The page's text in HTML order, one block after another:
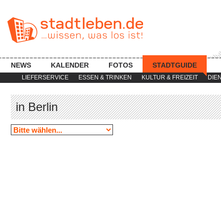
LIEFERSERVICE ESSEN & TRINKEN KULTUR & FREIZEIT
NEWS KALENDER FOTOS STADTGUIDE
in Berlin